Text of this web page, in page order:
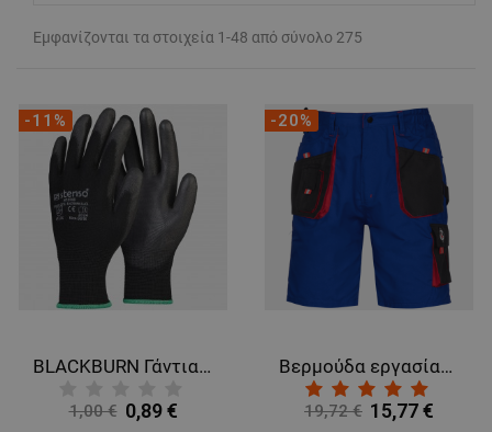
Εμφανίζονται τα στοιχεία 1-48 από σύνολο 275
-11%
BLACKBURN Γάντια Πολυουρεθάνης
1,00 € 0,89 €
-20%
Bερμούδα εργασίας KASTOR ROYAL BLUE
19,72 € 15,77 €